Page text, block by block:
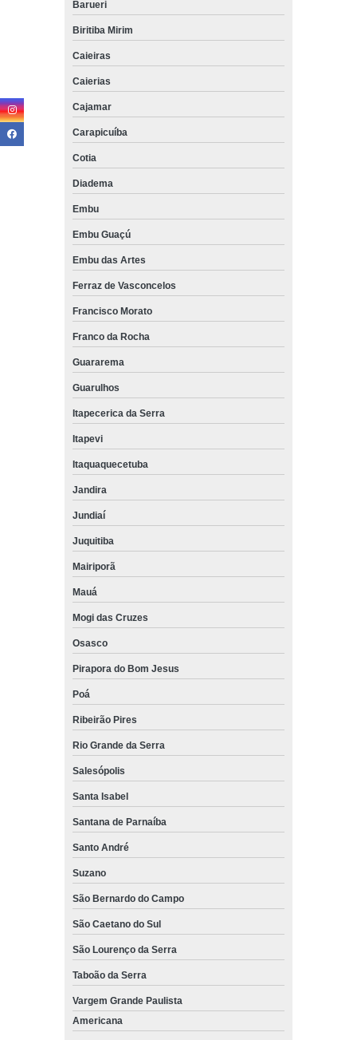
Barueri
Biritiba Mirim
Caieiras
Caierias
Cajamar
Carapicuíba
Cotia
Diadema
Embu
Embu Guaçú
Embu das Artes
Ferraz de Vasconcelos
Francisco Morato
Franco da Rocha
Guararema
Guarulhos
Itapecerica da Serra
Itapevi
Itaquaquecetuba
Jandira
Jundiaí
Juquitiba
Mairiporã
Mauá
Mogi das Cruzes
Osasco
Pirapora do Bom Jesus
Poá
Ribeirão Pires
Rio Grande da Serra
Salesópolis
Santa Isabel
Santana de Parnaíba
Santo André
Suzano
São Bernardo do Campo
São Caetano do Sul
São Lourenço da Serra
Taboão da Serra
Vargem Grande Paulista
Americana